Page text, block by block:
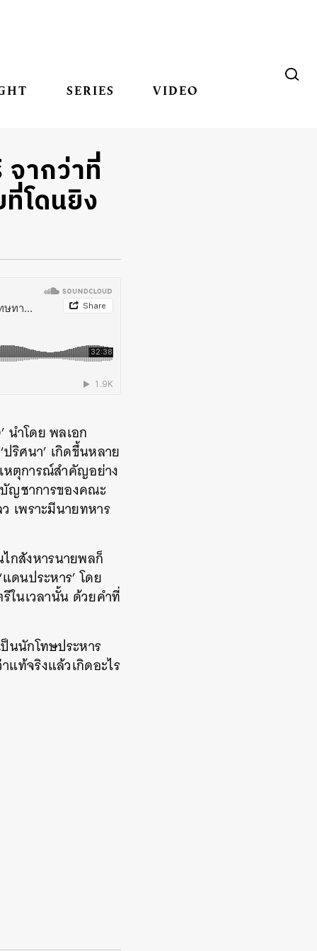
SERIES VIDEO
ากว่าที่
โดนยิง
นำโดย พลเอก
ริศนา’ เกิดขึ้นหลาย
หตุการณ์สำคัญอย่าง
ญชาการของคณะ
เพราะมีนายทหาร
กสังหารนายพลก็
ดนประหาร’ โดย
ในเวลานั้น ด้วยคำที่
นนักโทษประหาร
ท้จริงแล้วเกิดอะไร